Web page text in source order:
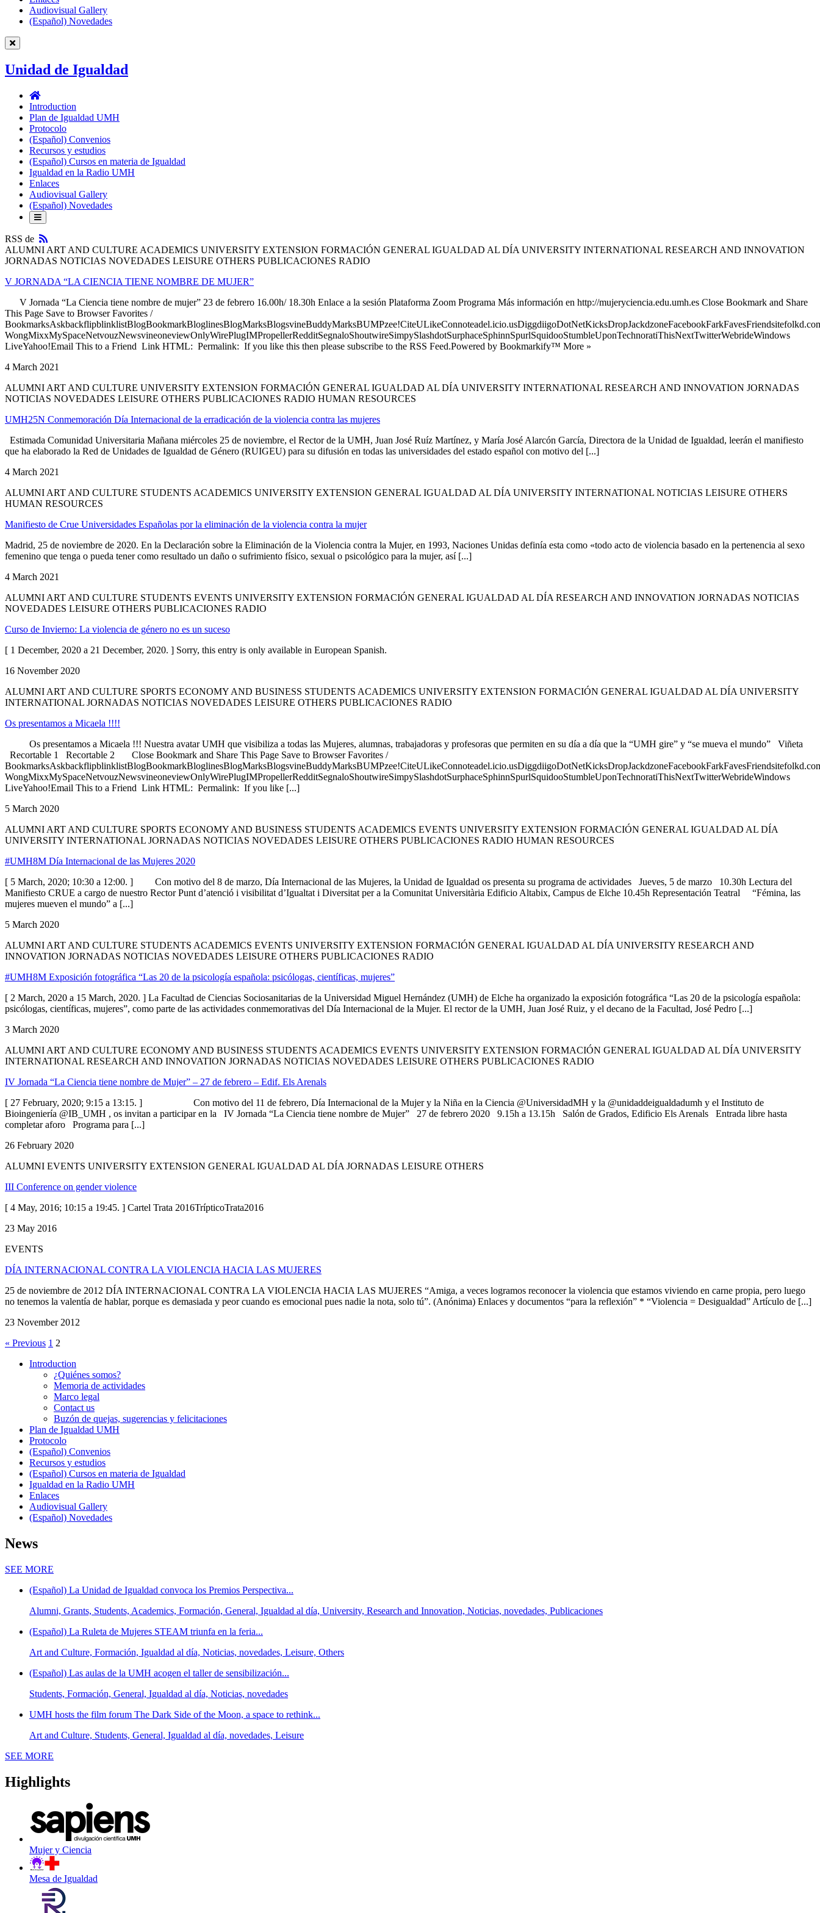
Audiovisual Gallery
(Español) Novedades
Unidad de Igualdad
Unidad
de
Igualdad
Introduction
Plan de Igualdad UMH
Protocolo
(Español) Convenios
Recursos y estudios
(Español) Cursos en materia de Igualdad
Igualdad en la Radio UMH
Enlaces
Audiovisual Gallery
(Español) Novedades
RSS de
RSS
ALUMNI ART AND CULTURE ACADEMICS UNIVERSITY EXTENSION FORMACIÓN GENERAL IGUALDAD AL DÍA UNIVERSITY INTERNATIONAL RESEARCH AND INNOVATION
JORNADAS NOTICIAS NOVEDADES LEISURE OTHERS PUBLICACIONES RADIO
V JORNADA “LA CIENCIA TIENE NOMBRE DE MUJER”
V Jornada “La Ciencia tiene nombre de mujer” 23 de febrero 16.00h/ 18.30h Enlace a la sesión Plataforma Zoom Programa Más información en http://mujeryciencia.edu.umh.es Close Bookmark and Share
This Page Save to Browser Favorites /
WongMixxMySpaceNetvouzNewsvineoneviewOnlyWirePlugIMPropellerRedditSegnaloShoutwireSimpySlashdotSurphaceSphinnSpurlSquidooStumbleUponTechnoratiThisNextTwitterWebrideWindows
LiveYahoo!Email This to a Friend Link HTML: Permalink: If you like this then please subscribe to the RSS Feed.Powered by Bookmarkify™ More »
4 March 2021
ALUMNI ART AND CULTURE UNIVERSITY EXTENSION FORMACIÓN GENERAL IGUALDAD AL DÍA UNIVERSITY INTERNATIONAL RESEARCH AND INNOVATION JORNADAS
NOTICIAS NOVEDADES LEISURE OTHERS PUBLICACIONES RADIO HUMAN RESOURCES
UMH25N Conmemoración Día Internacional de la erradicación de la violencia contra las mujeres
Estimada Comunidad Universitaria Mañana miércoles 25 de noviembre, el Rector de la UMH, Juan José Ruíz Martínez, y María José Alarcón García, Directora de la Unidad de Igualdad, leerán el manifiesto
que ha elaborado la Red de Unidades de Igualdad de Género (RUIGEU) para su difusión en todas las universidades del estado español con motivo del [...]
4 March 2021
ALUMNI ART AND CULTURE STUDENTS ACADEMICS UNIVERSITY EXTENSION GENERAL IGUALDAD AL DÍA UNIVERSITY INTERNATIONAL NOTICIAS LEISURE OTHERS
HUMAN RESOURCES
Manifiesto de Crue Universidades Españolas por la eliminación de la violencia contra la mujer
Madrid, 25 de noviembre de 2020. En la Declaración sobre la Eliminación de la Violencia contra la Mujer, en 1993, Naciones Unidas definía esta como «todo acto de violencia basado en la pertenencia al sexo
femenino que tenga o pueda tener como resultado un daño o sufrimiento físico, sexual o psicológico para la mujer, así [...]
4 March 2021
ALUMNI ART AND CULTURE STUDENTS EVENTS UNIVERSITY EXTENSION FORMACIÓN GENERAL IGUALDAD AL DÍA RESEARCH AND INNOVATION JORNADAS NOTICIAS
NOVEDADES LEISURE OTHERS PUBLICACIONES RADIO
Curso de Invierno: La violencia de género no es un suceso
[ 1 December, 2020 a 21 December, 2020. ] Sorry, this entry is only available in European Spanish.
16 November 2020
ALUMNI ART AND CULTURE SPORTS ECONOMY AND BUSINESS STUDENTS ACADEMICS UNIVERSITY EXTENSION FORMACIÓN GENERAL IGUALDAD AL DÍA UNIVERSITY
INTERNATIONAL JORNADAS NOTICIAS NOVEDADES LEISURE OTHERS PUBLICACIONES RADIO
Os presentamos a Micaela !!!!
Os presentamos a Micaela !!! Nuestra avatar UMH que visibiliza a todas las Mujeres, alumnas, trabajadoras y profesoras que permiten en su día a día que la “UMH gire” y “se mueva el mundo” Viñeta
Recortable 1 Recortable 2 Close Bookmark and Share This Page Save to Browser Favorites /
WongMixxMySpaceNetvouzNewsvineoneviewOnlyWirePlugIMPropellerRedditSegnaloShoutwireSimpySlashdotSurphaceSphinnSpurlSquidooStumbleUponTechnoratiThisNextTwitterWebrideWindows
LiveYahoo!Email This to a Friend Link HTML: Permalink: If you like [...]
5 March 2020
ALUMNI ART AND CULTURE SPORTS ECONOMY AND BUSINESS STUDENTS ACADEMICS EVENTS UNIVERSITY EXTENSION FORMACIÓN GENERAL IGUALDAD AL DÍA
UNIVERSITY INTERNATIONAL JORNADAS NOTICIAS NOVEDADES LEISURE OTHERS PUBLICACIONES RADIO HUMAN RESOURCES
#UMH8M Día Internacional de las Mujeres 2020
[ 5 March, 2020; 10:30 a 12:00. ] Con motivo del 8 de marzo, Día Internacional de las Mujeres, la Unidad de Igualdad os presenta su programa de actividades Jueves, 5 de marzo 10.30h Lectura del
Manifiesto CRUE a cargo de nuestro Rector Punt d’atenció i visibilitat d’Igualtat i Diversitat per a la Comunitat Universitària Edificio Altabix, Campus de Elche 10.45h Representación Teatral “Fémina, las
mujeres mueven el mundo” a [...]
5 March 2020
ALUMNI ART AND CULTURE STUDENTS ACADEMICS EVENTS UNIVERSITY EXTENSION FORMACIÓN GENERAL IGUALDAD AL DÍA UNIVERSITY RESEARCH AND
INNOVATION JORNADAS NOTICIAS NOVEDADES LEISURE OTHERS PUBLICACIONES RADIO
#UMH8M Exposición fotográfica “Las 20 de la psicología española: psicólogas, científicas, mujeres”
[ 2 March, 2020 a 15 March, 2020. ] La Facultad de Ciencias Sociosanitarias de la Universidad Miguel Hernández (UMH) de Elche ha organizado la exposición fotográfica “Las 20 de la psicología española:
psicólogas, científicas, mujeres”, como parte de las actividades conmemorativas del Día Internacional de la Mujer. El rector de la UMH, Juan José Ruiz, y el decano de la Facultad, José Pedro [...]
3 March 2020
ALUMNI ART AND CULTURE ECONOMY AND BUSINESS STUDENTS ACADEMICS EVENTS UNIVERSITY EXTENSION FORMACIÓN GENERAL IGUALDAD AL DÍA UNIVERSITY
INTERNATIONAL RESEARCH AND INNOVATION JORNADAS NOTICIAS NOVEDADES LEISURE OTHERS PUBLICACIONES RADIO
IV Jornada “La Ciencia tiene nombre de Mujer” – 27 de febrero – Edif. Els Arenals
[ 27 February, 2020; 9:15 a 13:15. ] Con motivo del 11 de febrero, Día Internacional de la Mujer y la Niña en la Ciencia @UniversidadMH y la @unidaddeigualdadumh y el Instituto de
Bioingeniería @IB_UMH , os invitan a participar en la IV Jornada “La Ciencia tiene nombre de Mujer” 27 de febrero 2020 9.15h a 13.15h Salón de Grados, Edificio Els Arenals Entrada libre hasta
completar aforo Programa para [...]
26 February 2020
ALUMNI EVENTS UNIVERSITY EXTENSION GENERAL IGUALDAD AL DÍA JORNADAS LEISURE OTHERS
III Conference on gender violence
[ 4 May, 2016; 10:15 a 19:45. ] Cartel Trata 2016TrípticoTrata2016
23 May 2016
EVENTS
DÍA INTERNACIONAL CONTRA LA VIOLENCIA HACIA LAS MUJERES
25 de noviembre de 2012 DÍA INTERNACIONAL CONTRA LA VIOLENCIA HACIA LAS MUJERES “Amiga, a veces logramos reconocer la violencia que estamos viviendo en carne propia, pero luego
no tenemos la valentía de hablar, porque es demasiada y peor cuando es emocional pues nadie la nota, solo tú”. (Anónima) Enlaces y documentos “para la reflexión” * “Violencia = Desigualdad” Artículo de [...]
23 November 2012
« Previous 1 2
Introduction
Introduction¿Quiénes somos?
Memoria de actividades
Marco legal
Contact us
Buzón de quejas, sugerencias y felicitaciones
Plan de Igualdad UMH
Protocolo
(Español) Convenios
Recursos y estudios
(Español) Cursos en materia de Igualdad
Igualdad en la Radio UMH
Enlaces
Audiovisual Gallery
(Español) Novedades
News
SEE MORE
(Español) La Unidad de Igualdad convoca los Premios Perspectiva...
Alumni, Grants, Students, Academics, Formación, General, Igualdad al día, University, Research and Innovation, Noticias, novedades, Publicaciones
(Español) La Ruleta de Mujeres STEAM triunfa en la feria...
Art and Culture, Formación, Igualdad al día, Noticias, novedades, Leisure, Others
(Español) Las aulas de la UMH acogen el taller de sensibilización...
Students, Formación, General, Igualdad al día, Noticias, novedades
UMH hosts the film forum The Dark Side of the Moon, a space to rethink...
Art and Culture, Students, General, Igualdad al día, novedades, Leisure
SEE MORE
Highlights
Mujer y Ciencia
Mesa de Igualdad